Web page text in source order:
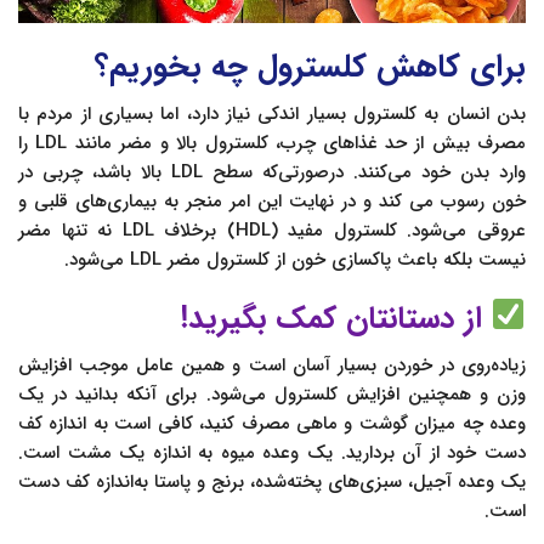
برای کاهش کلسترول چه بخوریم؟
بدن انسان به کلسترول بسیار اندکی نیاز دارد، اما بسیاری از مردم با
مصرف بیش‌ از حد غذاهای چرب، کلسترول بالا و مضر مانند LDL را
وارد بدن خود می‌کنند. درصورتی‌که سطح LDL بالا باشد، چربی در
خون رسوب می کند و در نهایت این امر منجر به بیماری‌های قلبی و
عروقی می‌شود. کلسترول مفید (HDL) برخلاف LDL نه‌ تنها مضر
نیست بلکه باعث پاکسازی خون از کلسترول مضر LDL می‌شود.
از دستانتان کمک بگیرید!
زیاده‌روی در خوردن بسیار آسان است و همین عامل موجب افزایش
وزن و همچنین افزایش کلسترول می‌شود. برای آنکه بدانید در یک
وعده چه میزان گوشت و ماهی مصرف کنید، کافی است به‌ اندازه کف
دست خود از آن بردارید. یک وعده میوه به‌ اندازه یک‌ مشت است.
یک وعده آجیل، سبزی‌های پخته‌شده، برنج و پاستا به‌اندازه کف دست
است.